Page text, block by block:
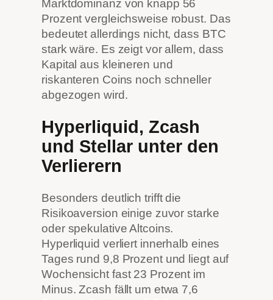
Marktdominanz von knapp 56
Prozent vergleichsweise robust. Das
bedeutet allerdings nicht, dass BTC
stark wäre. Es zeigt vor allem, dass
Kapital aus kleineren und
riskanteren Coins noch schneller
abgezogen wird.
Hyperliquid, Zcash
und Stellar unter den
Verlierern
Besonders deutlich trifft die
Risikoaversion einige zuvor starke
oder spekulative Altcoins.
Hyperliquid verliert innerhalb eines
Tages rund 9,8 Prozent und liegt auf
Wochensicht fast 23 Prozent im
Minus. Zcash fällt um etwa 7,6